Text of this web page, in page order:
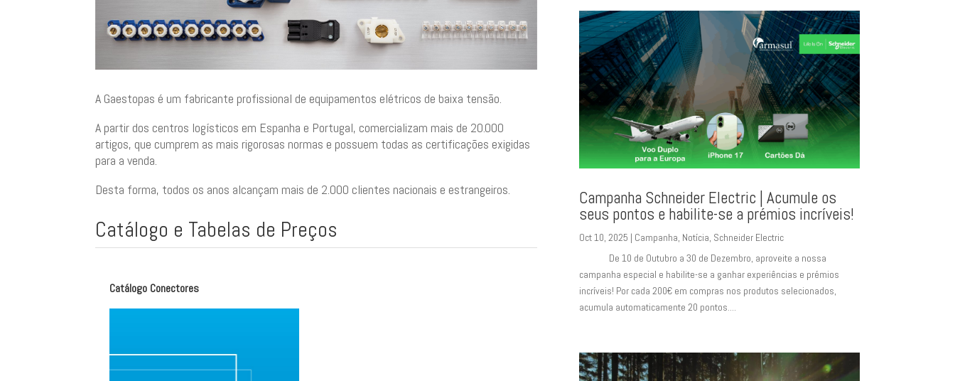
A Gaestopas é um fabricante profissional de equipamentos elétricos de baixa tensão.
A partir dos centros logísticos em Espanha e Portugal, comercializam mais de 20.000
artigos, que cumprem as mais rigorosas normas e possuem todas as certificações exigidas
para a venda.
Desta forma, todos os anos alcançam mais de 2.000 clientes nacionais e estrangeiros.
Catálogo e Tabelas de Preços
Catálogo Conectores
Campanha Schneider Electric | Acumule os
seus pontos e habilite-se a prémios incríveis!
Oct 10, 2025 | Campanha, Notícia, Schneider Electric
De 10 de Outubro a 30 de Dezembro, aproveite a nossa
campanha especial e habilite-se a ganhar experiências e prémios
incríveis! Por cada 200€ em compras nos produtos selecionados,
acumula automaticamente 20 pontos....